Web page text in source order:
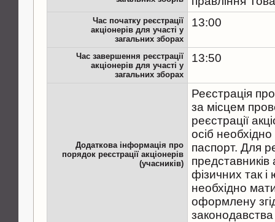
Час початку реєстрації
акціонерів для участі у
загальних зборах
13:00
Час завершення реєстрації
акціонерів для участі у
загальних зборах
13:50
Додаткова інформація про
порядок реєстрації акціонерів
(учасників)
Реєстрація
за місцем
реєстрації
осіб
паспорт. Для
представників
фізичних так
необхідно
оформлену
законодавства